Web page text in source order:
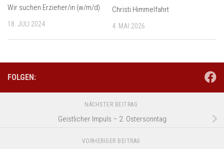
Wir suchen Erzieher/in (w/m/d)
18. JULI 2024
Christi Himmelfahrt
4. MAI 2026
FOLGEN:
NÄCHSTER BEITRAG
Geistlicher Impuls – 2. Ostersonntag
VORHERIGER BEITRAG